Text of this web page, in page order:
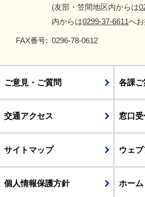
(友部・笠間地区内からは
内からは0299-37-6611へ
FAX番号: 0296-78-0612
ご意見・ご質問 各課ご
交通アクセス 窓口
サイトマップ ウェ
個人情報保護方針 ホーム